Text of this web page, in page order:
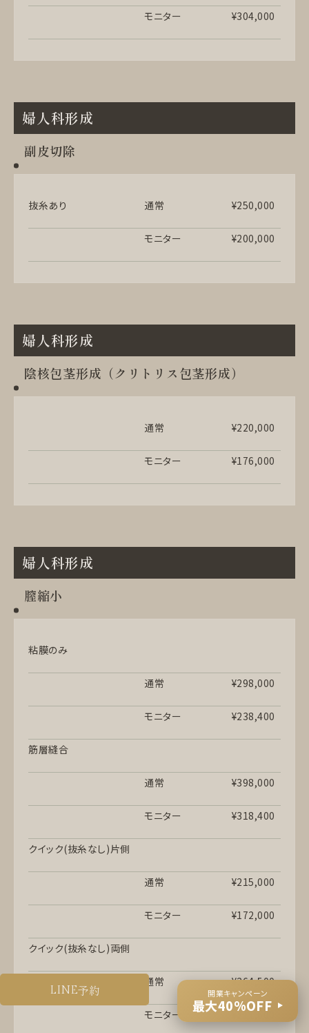
LINE予約
モニター ¥304,000
婦人科形成
副皮切除
抜糸あり 通常 ¥250,000
モニター ¥200,000
婦人科形成
陰核包茎形成（クリトリス包茎形成）
通常 ¥220,000
モニター ¥176,000
婦人科形成
膣縮小
粘膜のみ
通常 ¥298,000
モニター ¥238,400
筋層縫合
通常 ¥398,000
モニター ¥318,400
クイック(抜糸なし)片側
通常 ¥215,000
モニター ¥172,000
クイック(抜糸なし)両側
通常 ¥264,500
モニター ¥211,600
開業キャンペーン
最大40%OFF